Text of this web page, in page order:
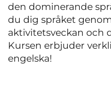
den dominerande
du dig språket
aktivitetsveckan och
Kursen erbjuder
engelska!